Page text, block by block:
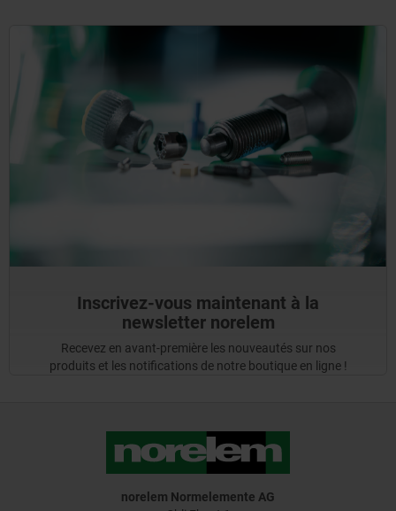
Inscrivez-vous maintenant à la
newsletter norelem
Recevez en avant-première les nouveautés sur nos
produits et les notifications de notre boutique en ligne !
norelem Normelemente AG